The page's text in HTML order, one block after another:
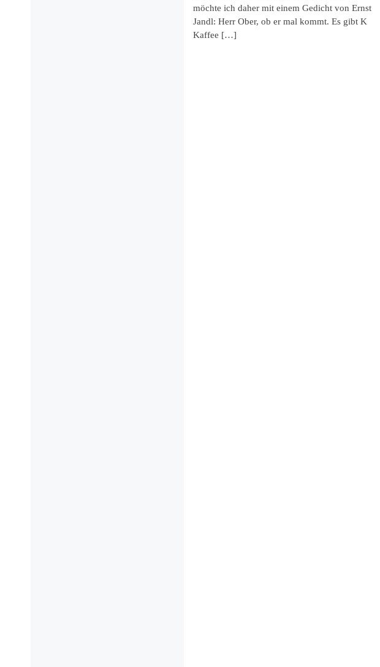
möchte ich daher mit einem Gedicht von Ernst
Jandl: Herr Ober, ob er mal kommt. Es gibt K
Kaffee […]